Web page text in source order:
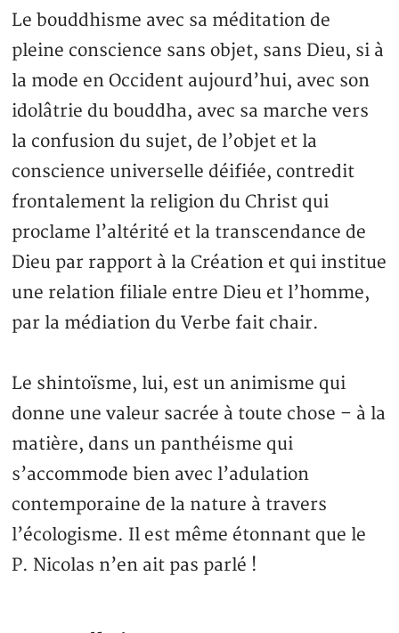
Le bouddhisme avec sa méditation de
pleine conscience sans objet, sans Dieu, si à
la mode en Occident aujourd’hui, avec son
idolâtrie du bouddha, avec sa marche vers
la confusion du sujet, de l’objet et la
conscience universelle déifiée, contredit
frontalement la religion du Christ qui
proclame l’altérité et la transcendance de
Dieu par rapport à la Création et qui institue
une relation filiale entre Dieu et l’homme,
par la médiation du Verbe fait chair.
Le shintoïsme, lui, est un animisme qui
donne une valeur sacrée à toute chose – à la
matière, dans un panthéisme qui
s’accommode bien avec l’adulation
contemporaine de la nature à travers
l’écologisme. Il est même étonnant que le
P. Nicolas n’en ait pas parlé !